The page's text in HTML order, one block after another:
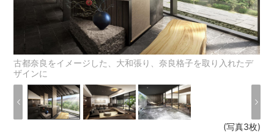
古都奈良をイメージした、大和張り、奈良格子を取り入れたデ
ザインに
(写真3枚)